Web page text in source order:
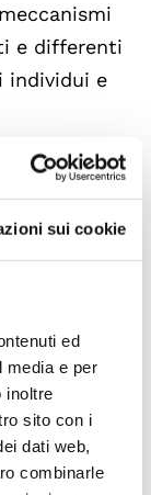
sui cookie
ed
media e per
inoltre
sito con i
dati web,
combinarle
e differenti
individui e
illustri
Cina
mondo,
sul
il 15